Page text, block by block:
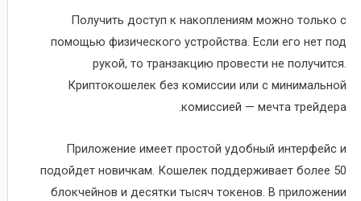
Получить доступ к накоплениям можно только с
помощью физического устройства. Если его нет под
рукой, то транзакцию провести не получится.
Криптокошелек без комиссии или с минимальной
комиссией — мечта трейдера.
Приложение имеет простой удобный интерфейс и
подойдет новичкам. Кошелек поддерживает более 50
блокчейнов и десятки тысяч токенов. В приложении